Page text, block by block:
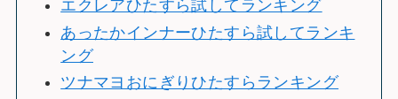
エクレアひたすら試してランキング
あったかインナーひたすら試してランキ
ング
ツナマヨおにぎりひたすらランキング